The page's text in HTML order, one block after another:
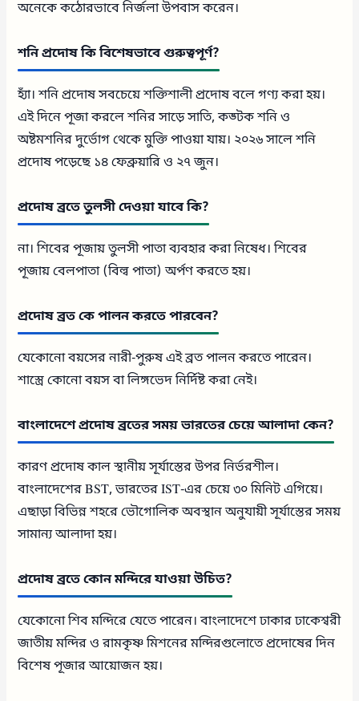
অনেকে কঠোরভাবে নির্জলা উপবাস করেন।
শনি প্রদোষ কি বিশেষভাবে গুরুত্বপূর্ণ?
হ্যাঁ। শনি প্রদোষ সবচেয়ে শক্তিশালী প্রদোষ বলে গণ্য করা হয়।
এই দিনে পূজা করলে শনির সাড়ে সাতি, কঙ্টক শনি ও
অষ্টমশনির দুর্ভোগ থেকে মুক্তি পাওয়া যায়। ২০২৬ সালে শনি
প্রদোষ পড়েছে ১৪ ফেব্রুয়ারি ও ২৭ জুন।
প্রদোষ ব্রতে তুলসী দেওয়া যাবে কি?
না। শিবের পূজায় তুলসী পাতা ব্যবহার করা নিষেধ। শিবের
পূজায় বেলপাতা (বিল্ব পাতা) অর্পণ করতে হয়।
প্রদোষ ব্রত কে পালন করতে পারবেন?
যেকোনো বয়সের নারী-পুরুষ এই ব্রত পালন করতে পারেন।
শাস্ত্রে কোনো বয়স বা লিঙ্গভেদ নির্দিষ্ট করা নেই।
বাংলাদেশে প্রদোষ ব্রতের সময় ভারতের চেয়ে আলাদা কেন?
কারণ প্রদোষ কাল স্থানীয় সূর্যাস্তের উপর নির্ভরশীল।
বাংলাদেশের BST, ভারতের IST-এর চেয়ে ৩০ মিনিট এগিয়ে।
এছাড়া বিভিন্ন শহরে ভৌগোলিক অবস্থান অনুযায়ী সূর্যাস্তের সময়
সামান্য আলাদা হয়।
প্রদোষ ব্রতে কোন মন্দিরে যাওয়া উচিত?
যেকোনো শিব মন্দিরে যেতে পারেন। বাংলাদেশে ঢাকার ঢাকেশ্বরী
জাতীয় মন্দির ও রামকৃষ্ণ মিশনের মন্দিরগুলোতে প্রদোষের দিন
বিশেষ পূজার আয়োজন হয়।